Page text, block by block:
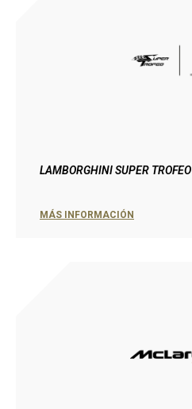
LAMBORGHINI SUPER TROFEO
MÁS INFORMACIÓN